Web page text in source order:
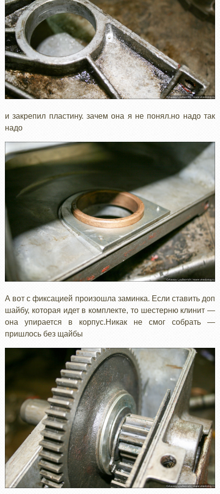
и закрепил пластину. зачем она я не понял.но надо так
надо
А вот с фиксацией произошла заминка. Если ставить доп
шайбу, которая идет в комплекте, то шестерню клинит —
она упирается в корпус.Никак не смог собрать —
пришлось без щайбы